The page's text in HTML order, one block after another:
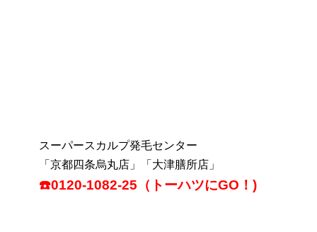
スーパースカルプ発毛センター
「京都四条烏丸店」「大津膳所店」
☎️0120-1082-25（トーハツにGO！)